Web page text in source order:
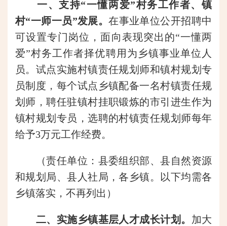
一、支持“一懂两爱”村务工作者、镇
村“一师一员”发展。在事业单位公开招聘中
可设置专门岗位，面向表现突出的“一懂两
爱”村务工作者择优聘用为乡镇事业单位人
员。试点实施村镇责任规划师和镇村规划专
员制度，每个试点乡镇配备一名村镇责任规
划师，聘任驻镇村挂职锻炼的市引进生作为
镇村规划专员，选聘的村镇责任规划师每年
给予3万元工作经费。
（责任单位：县委组织部、县自然资源
和规划局、县人社局，各乡镇。以下均需各
乡镇落实，不再列出）
二、实施乡镇基层人才成长计划。 加大